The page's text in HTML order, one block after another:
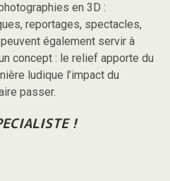
en 3D :
reportages, spectacles,
également servir à
concept : le relief apporte du
ludique l’impact du
passer.
!